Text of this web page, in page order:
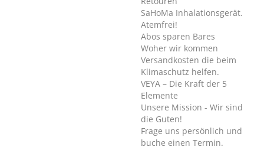
SaHoMa Inhalationsgerät.
Atemfrei!
Abos sparen Bares
Woher wir kommen
Versandkosten die beim
Klimaschutz helfen.
VEYA – Die Kraft der 5
Elemente
Unsere Mission - Wir sind
die Guten!
Frage uns persönlich und
buche einen Termin.